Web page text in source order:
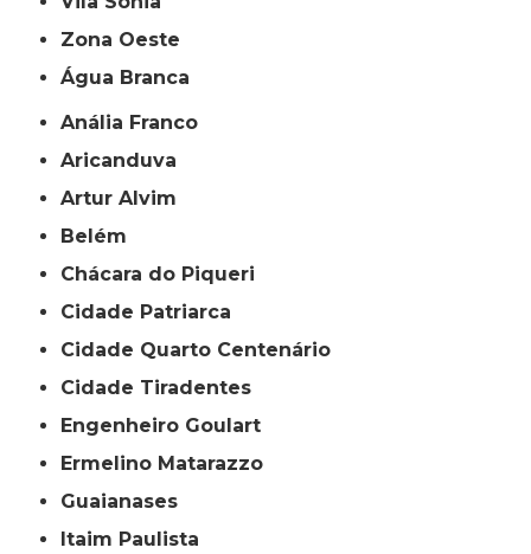
Zona Oeste
Água Branca
Anália Franco
Aricanduva
Artur Alvim
Belém
Chácara do Piqueri
Cidade Patriarca
Cidade Quarto Centenário
Cidade Tiradentes
Engenheiro Goulart
Ermelino Matarazzo
Guaianases
Itaim Paulista